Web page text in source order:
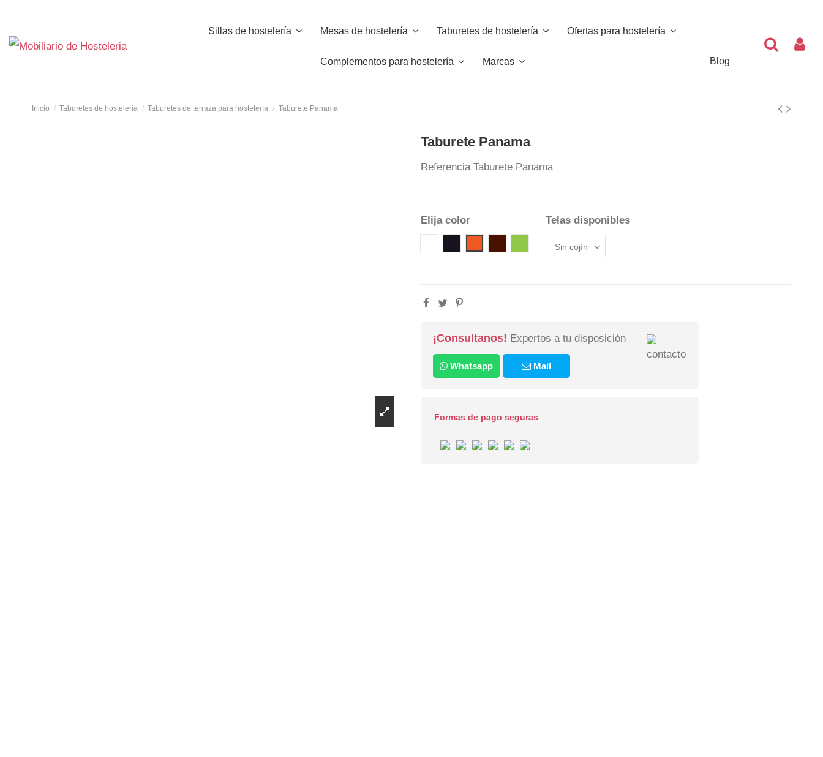
Sillas de hostelería Mesas de hostelería Taburetes de hostelería Ofertas para hostelería
Complementos para hostelería Marcas Blog
Inicio Taburetes de hostelería Taburetes de terraza para hostelería Taburete Panama
Taburete Panama
Referencia Taburete Panama
Elija color
42 GREEN
Telas disponibles
¡Consultanos! Expertos a tu disposición
Whatsapp Mail
Formas de pago seguras